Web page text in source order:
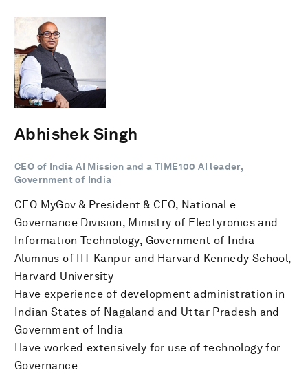
Abhishek Singh
CEO of India AI Mission and a TIME100 AI leader,
Government of India
CEO MyGov & President & CEO, National e
Governance Division, Ministry of Electyronics and
Information Technology, Government of India
Alumnus of IIT Kanpur and Harvard Kennedy School,
Harvard University
Have experience of development administration in
Indian States of Nagaland and Uttar Pradesh and
Government of India
Have worked extensively for use of technology for
Governance